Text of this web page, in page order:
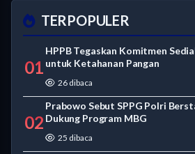
TERPOPULER
01
HPPB Tegaskan Komitmen
untuk Ketahanan Pangan
26 dibaca
02
Prabowo Sebut SPPG Polri
Dukung Program MBG
25 dibaca